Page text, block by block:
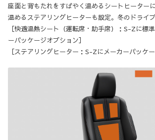
座面と背もたれをすばやく温めるシートヒーター
温めるステアリングヒーターも設定。冬のドライ
［快適温熱シート（運転席・助手席）：S-Zに標
ーパッケージオプション］
［ステアリングヒーター：S-Zにメーカーパッケー